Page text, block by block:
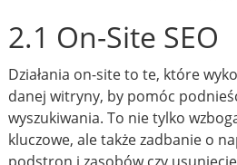
2.1 On-Site SEO
Działania on-site to te, które
danej witryny, by pomóc
wyszukiwania. To nie tylko
kluczowe, ale także zadbanie o
podstron i zasobów czy